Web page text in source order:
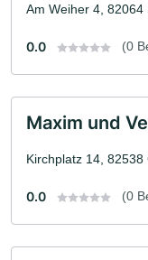
Am Weiher 4,
0.0 (0
Maxim und
Kirchplatz 14, 82538
0.0 (0